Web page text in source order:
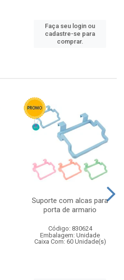
Faça seu login ou
cadastre-se para
comprar.
Suporte com alcas para
porta de armario
Código: 830624
Embalagem: Unidade
Caixa Com: 60 Unidade(s)